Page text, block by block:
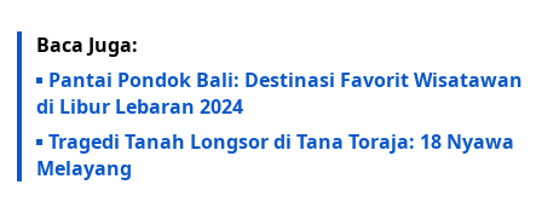
Baca Juga:
Pantai Pondok Bali: Destinasi Favorit Wisatawan
di Libur Lebaran 2024
Tragedi Tanah Longsor di Tana Toraja: 18 Nyawa
Melayang